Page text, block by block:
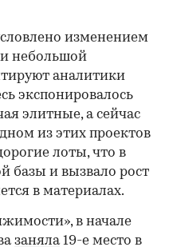
изменением
небольшой
аналитики
экспонировалось
элитные, а сейчас
из этих проектов
лоты, что в
базы и вызвало рост
в материалах.
в начале
заняла19-е место в